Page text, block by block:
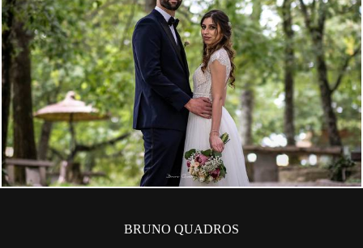
2132 529
BRUNO QUADROS